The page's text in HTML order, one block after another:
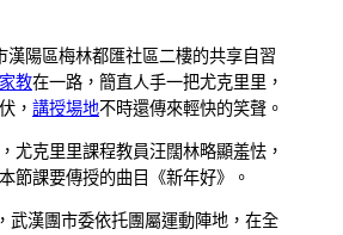
漢陽區梅林都匯社區二樓的共享自習
家教在一路，簡直人手一把尤克里里，
， 講授場地不時還傳來輕快的笑聲。
尤克里里課程教員汪闊林略顯羞怯，
節課要傳授的曲目《新年好》。
武漢團市委依托團屬運動陣地，在全